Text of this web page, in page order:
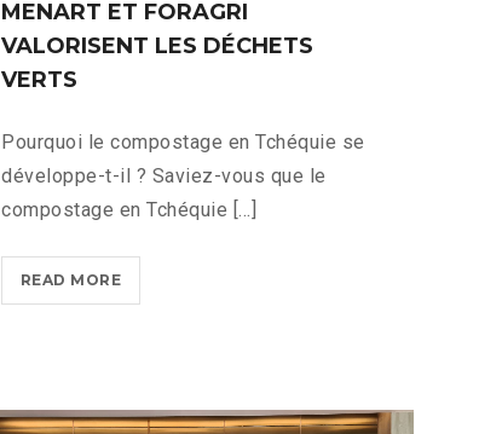
MENART ET FORAGRI
VALORISENT LES DÉCHETS
VERTS
Pourquoi le compostage en Tchéquie se
développe-t-il ? Saviez-vous que le
compostage en Tchéquie [...]
READ MORECOMPOSTAGE
EN
ET